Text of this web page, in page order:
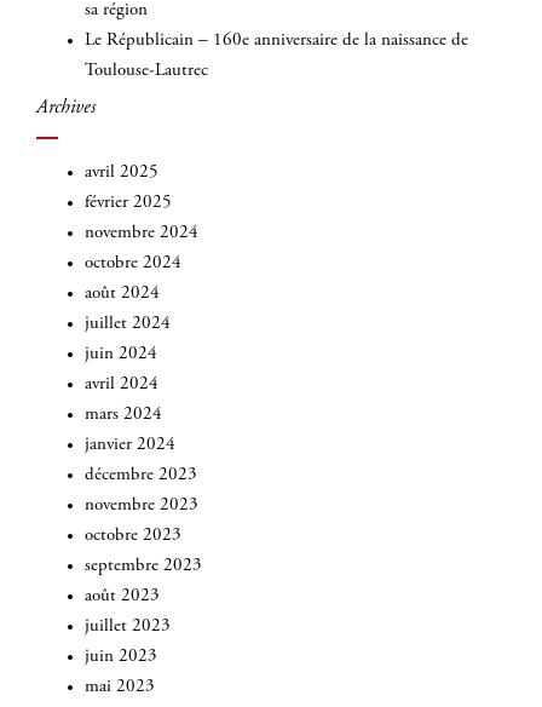
sa région
Le Républicain – 160e anniversaire de la naissance de
Toulouse-Lautrec
Archives
avril 2025
février 2025
novembre 2024
octobre 2024
août 2024
juillet 2024
juin 2024
avril 2024
mars 2024
janvier 2024
décembre 2023
novembre 2023
octobre 2023
septembre 2023
août 2023
juillet 2023
juin 2023
mai 2023